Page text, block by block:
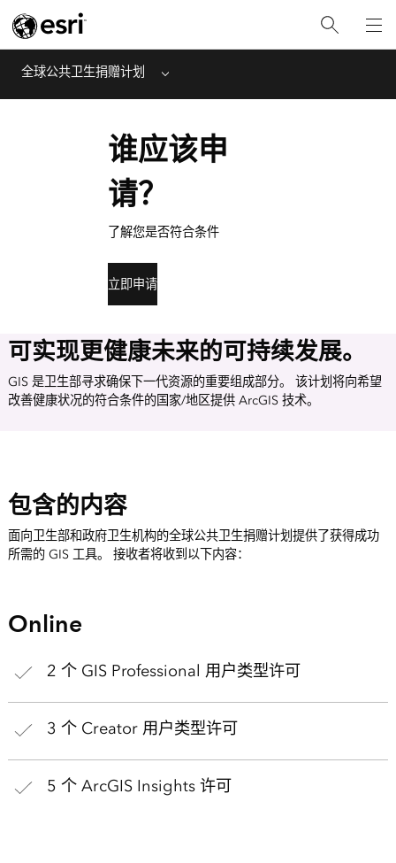
全球公共卫生捐赠计划 Menu
谁应该申
请？
了解您是否符合条件
立即申请
可实现更健康未来的可持续发展。
GIS 是卫生部寻求确保下一代资源的重要组成部分。 该计划将向希望
改善健康状况的符合条件的国家/地区提供 ArcGIS 技术。
包含的内容
面向卫生部和政府卫生机构的全球公共卫生捐赠计划提供了获得成功
所需的 GIS 工具。 接收者将收到以下内容：
Online
2 个 GIS Professional 用户类型许可
3 个 Creator 用户类型许可
5 个 ArcGIS Insights 许可